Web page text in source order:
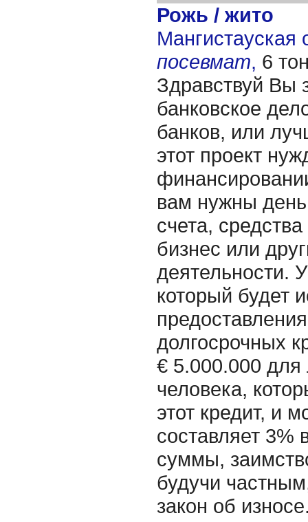
Рожь / жито
Мангистауская
посевмат, 6
Здравствуй Вы
банковское
банков, или
этот проект
вам нужны
счета,
бизнес или
деятельности.
который будет
долгосрочных
€ 5.000.000 для
человека,
этот кредит, и
составляет 3%
суммы,
будучи
закон об